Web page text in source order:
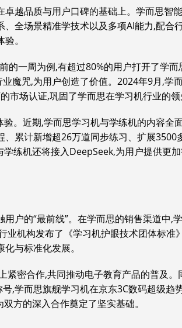
越品质与用户口碑的基础上。学而思智
全场景精准学技术以及多项AI能力,配合
。
的一周为例,有超过80%的用户打开了学而
魔咒,为用户创造了价值。2024年9月,学
市场认证,巩固了学而思在学习机行业的领
。近期,学而思学习机与学练机的内容全
累计新增超26万道同步练习、扩展3500
练机还将接入DeepSeek,为用户提供更
户的“最前线”。在学而思的销售渠道中,
业机构发布了《学习机护眼技术团体标准
与标准化发展。
紧密合作,共同推动电子教育产品的普及。
,学而思旗舰学习机在京东3C数码超级趋
方的深入合作奠定了坚实基础。